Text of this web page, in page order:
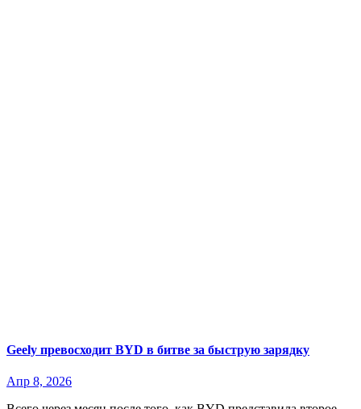
Geely превосходит BYD в битве за быструю зарядку
Апр 8, 2026